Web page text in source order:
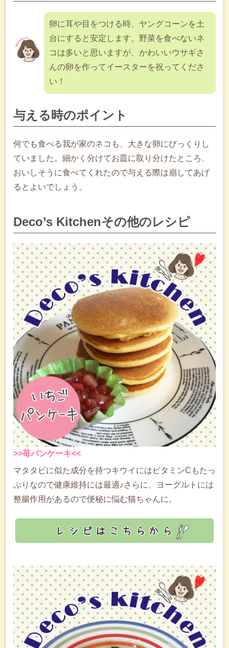
卵に耳や目をつける時、ヤングコーンを土
台にすると安定します。野菜を食べないネ
コは多いと思いますが、かわいいウサギさ
んの卵を作ってイースターを祝ってくださ
い！
与える時のポイント
何でも食べる我が家のネコも、大きな卵にびっくりし
ていました。細かく分けてお皿に取り分けたところ、
おいしそうに食べてくれたので与える際は崩してあげ
るとよいでしょう。
Deco’s Kitchenその他のレシピ
>>苺パンケーキ<<
マタタビに似た成分を持つキウイにはビタミンCもたっ
ぷりなので健康維持には最適♪さらに、ヨーグルトには
整腸作用があるので便秘に悩む猫ちゃんに。